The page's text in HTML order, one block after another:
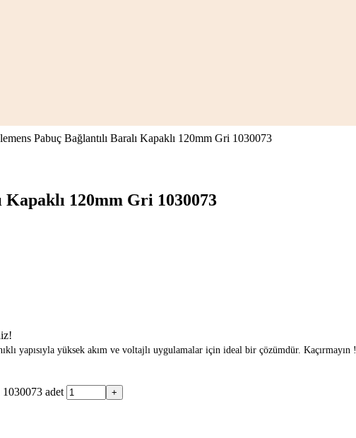
Pabuç Bağlantılı Baralı Kapaklı 120mm Gri 1030073
120mm Gri 1030073
yapısıyla yüksek akım ve voltajlı uygulamalar için ideal bir çözümdür. Kaçırmayın !
adet